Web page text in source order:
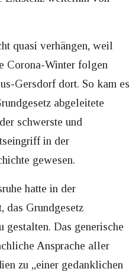
quasi verhängen, weil
Corona-Winter folgen
Gersdorf dort. So kam es
abgeleitete
schwerste und
in der
gewesen.
hatte in der
das Grundgesetz
gestalten. Das generische
Ansprache aller
zu „einer gedanklichen